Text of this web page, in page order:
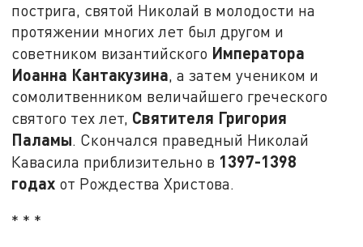
пострига, святой Николай в молодости на
протяжении многих лет был другом и
советником византийского Императора
Иоанна Кантакузина, а затем учеником и
сомолитвенником величайшего греческого
святого тех лет, Святителя Григория
Паламы. Скончался праведный Николай
Кавасила приблизительно в 1397-1398
годах от Рождества Христова.
* * *